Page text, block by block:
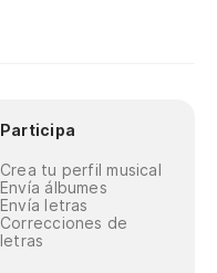
Participa
Crea tu perfil musical
Envía álbumes
Envía letras
Correcciones de
letras